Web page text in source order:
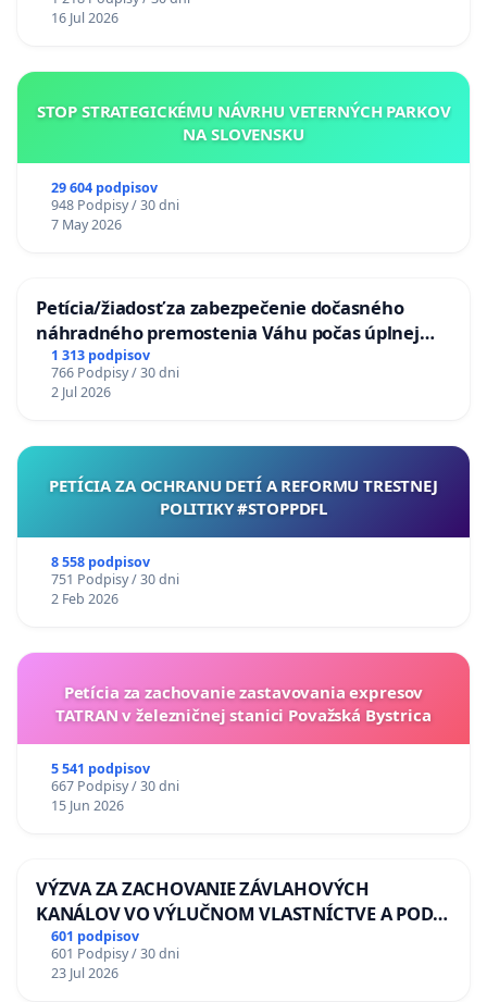
16 Jul 2026
STOP STRATEGICKÉMU NÁVRHU VETERNÝCH PARKOV
NA SLOVENSKU
29 604 podpisov
948 Podpisy / 30 dni
7 May 2026
Petícia/žiadosť za zabezpečenie dočasného
náhradného premostenia Váhu počas úplnej
uzávery Vážskeho mosta v Komárne
1 313 podpisov
766 Podpisy / 30 dni
2 Jul 2026
PETÍCIA ZA OCHRANU DETÍ A REFORMU TRESTNEJ
POLITIKY #STOPPDFL
8 558 podpisov
751 Podpisy / 30 dni
2 Feb 2026
Petícia za zachovanie zastavovania expresov
TATRAN v železničnej stanici Považská Bystrica
5 541 podpisov
667 Podpisy / 30 dni
15 Jun 2026
VÝZVA ZA ZACHOVANIE ZÁVLAHOVÝCH
KANÁLOV VO VÝLUČNOM VLASTNÍCTVE A POD
KONTROLOU SLOVENSKEJ REPUBLIKY & žiadosť
na riešenie zanedbaného stavu závlahových a
odvodňovacích kanálov na Slovensku
601 podpisov
601 Podpisy / 30 dni
23 Jul 2026